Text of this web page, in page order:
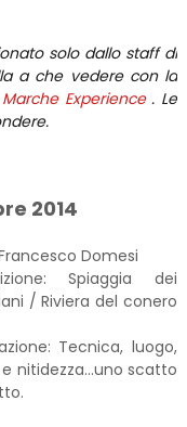
solo dallo staff di
a che vedere con la
Marche Experience. Le
2014
Domesi
Spiaggia dei
/ Riviera del conero
Tecnica, luogo,
nitidezza...uno scatto